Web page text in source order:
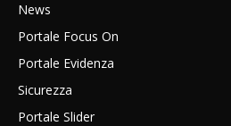
News
Portale Focus On
Portale Evidenza
Sicurezza
Portale Slider